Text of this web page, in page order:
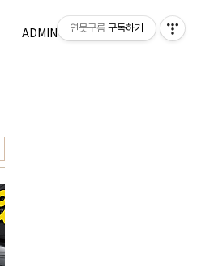
ADMIN WRITE
연못구름 구독하기